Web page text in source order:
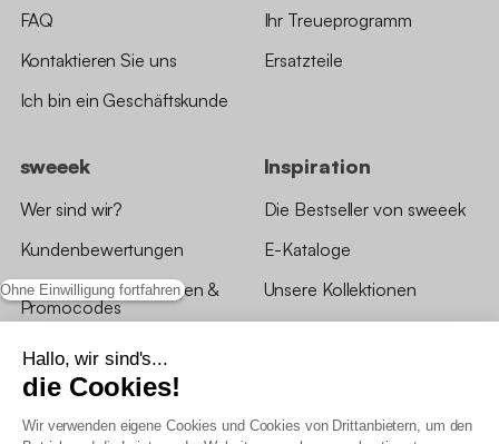
Ohne Einwilligung fortfahren
Hallo, wir sind's...
die Cookies!
Wir verwenden eigene Cookies und Cookies von Drittanbietern, um den
FAQ
Kontaktieren Sie uns
Ich bin ein Geschäftskunde
Ihr Treueprogramm
Ersatzteile
sweeek
Wer sind wir?
Kundenbewertungen
*Angebotsbedingungen &
Promocodes
Bewertungen von sweeek
Unsere Geschäfte
Inspiration
Die Bestseller von sweeek
E-Kataloge
Unsere Kollektionen